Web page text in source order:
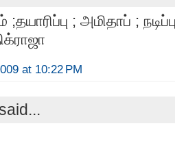
; அமிதாப் ;
at 10:22 PM